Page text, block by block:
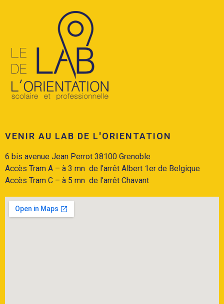
VENIR AU LAB DE L'ORIENTATION
6 bis avenue Jean Perrot 38100 Grenoble
Accès Tram A – à 3 mn de l’arrêt Albert 1er de Belgique
Accès Tram C – à 5 mn de l’arrêt Chavant